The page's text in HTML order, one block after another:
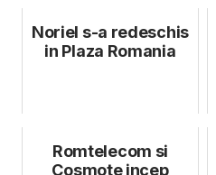
Noriel s-a redeschis
in Plaza Romania
Romtelecom si
Cosmote incep